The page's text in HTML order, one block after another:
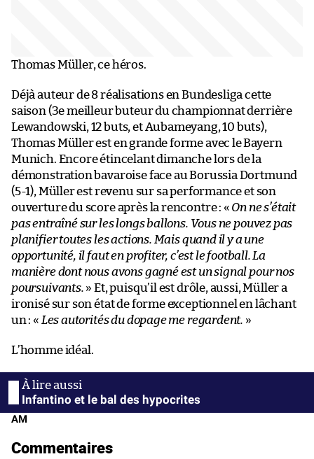
Thomas Müller, ce héros.
Déjà auteur de 8 réalisations en Bundesliga cette
saison (3e meilleur buteur du championnat derrière
Lewandowski, 12 buts, et Aubameyang, 10 buts),
Thomas Müller est en grande forme avec le Bayern
Munich. Encore étincelant dimanche lors de la
démonstration bavaroise face au Borussia Dortmund
(5-1), Müller est revenu sur sa performance et son
ouverture du score après la rencontre : « On ne s’était
pas entraîné sur les longs ballons. Vous ne pouvez pas
planifier toutes les actions. Mais quand il y a une
opportunité, il faut en profiter, c’est le football. La
manière dont nous avons gagné est un signal pour nos
poursuivants. » Et, puisqu’il est drôle, aussi, Müller a
ironisé sur son état de forme exceptionnel en lâchant
un : « Les autorités du dopage me regardent. »
L’homme idéal.
Infantino et le bal des hypocrites
AM
Commentaires